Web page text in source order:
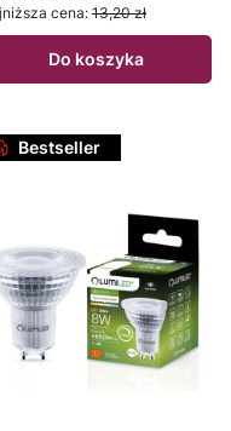
cena:13,20 zł
Do koszyka
Bestseller